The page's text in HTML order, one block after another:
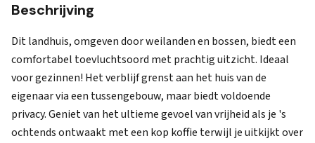
Beschrijving
Dit landhuis, omgeven door weilanden en bossen, biedt een
comfortabel toevluchtsoord met prachtig uitzicht. Ideaal
voor gezinnen! Het verblijf grenst aan het huis van de
eigenaar via een tussengebouw, maar biedt voldoende
privacy. Geniet van het ultieme gevoel van vrijheid als je 's
ochtends ontwaakt met een kop koffie terwijl je uitkijkt over